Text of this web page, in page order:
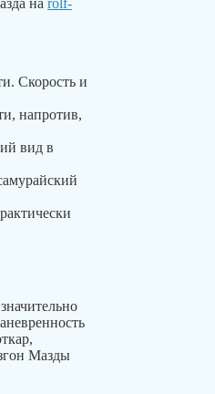
Скорость и
напротив,
вид в
Мазды